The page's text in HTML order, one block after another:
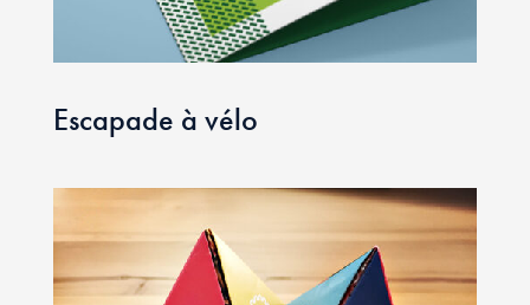
Escapade à vélo